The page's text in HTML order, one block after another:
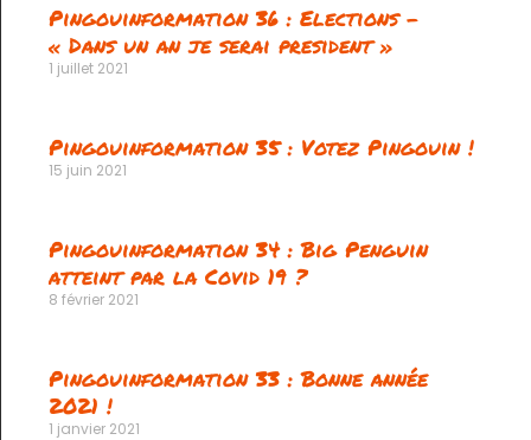
Pingouinformation 36 : Elections –
« Dans un an je serai president »
1 juillet 2021
Pingouinformation 35 : Votez Pingouin !
15 juin 2021
Pingouinformation 34 : Big Penguin
atteint par la Covid 19 ?
8 février 2021
Pingouinformation 33 : Bonne année
2021 !
1 janvier 2021